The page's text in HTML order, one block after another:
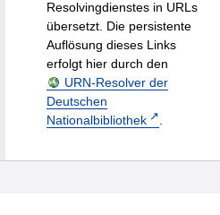
Resolvingdienstes in URLs
übersetzt. Die persistente
Auflösung dieses Links
erfolgt hier durch den
URN-Resolver der
Deutschen
Nationalbibliothek
.